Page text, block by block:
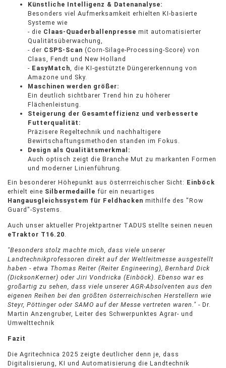
Künstliche Intelligenz & Datenanalyse:
Besonders viel Aufmerksamkeit erhielten KI-basierte
Systeme wie
- die Claas-Quaderballenpresse mit automatisierter
Qualitätsüberwachung,
- der CSPS-Scan (Corn-Silage-Processing-Score) von
Claas, Fendt und New Holland
- EasyMatch, die KI-gestützte Düngererkennung von
Amazone und Sky.
Maschinen werden größer:
Ein deutlich sichtbarer Trend hin zu höherer
Flächenleistung.
Steigerung der Gesamteffizienz und verbesserte
Futterqualität:
Präzisere Regeltechnik und nachhaltigere
Bewirtschaftungsmethoden standen im Fokus.
Design als Qualitätsmerkmal:
Auch optisch zeigt die Branche Mut zu markanten Formen
und moderner Linienführung.
Ein besonderer Höhepunkt aus österrreichischer Sicht: Einböck
erhielt eine Silbermedaille für ein neuartiges
Hangausgleichssystem für Feldhacken mithilfe des "Row
Guard"-Systems.
Auch unser aktueller Projektpartner TADUS stellte seinen neuen
eTraktor T16.20.
"Besonders stolz machte mich, dass viele unserer
Landtechnikprofessoren direkt auf der Weltleitmesse ausgestellt
haben - etwa Thomas Reiter (Reiter Engineering), Bernhard Dick
(DicksonKerner) oder Jiri Vondricka (Einböck). Ebenso war es
großartig zu sehen, dass viele unserer AGR-Absolventen aus den
eigenen Reihen bei den größten österreichischen Herstellern wie
Steyr, Pöttinger oder SAMO auf der Messe vertreten waren." - Dr.
Martin Anzengruber, Leiter des Schwerpunktes Agrar- und
Umwelttechnik
Fazit
Die Agritechnica 2025 zeigte deutlicher denn je, dass
Digitalisierung, KI und Automatisierung die Landtechnik